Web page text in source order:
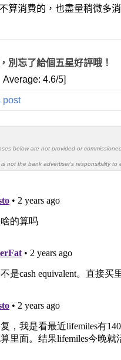
算消費的，也盡量稍微多
別忘了給個五星好評哦！
Average: 4.6/5]
post
below are not provided or
not the bank advertiser's responsibility to